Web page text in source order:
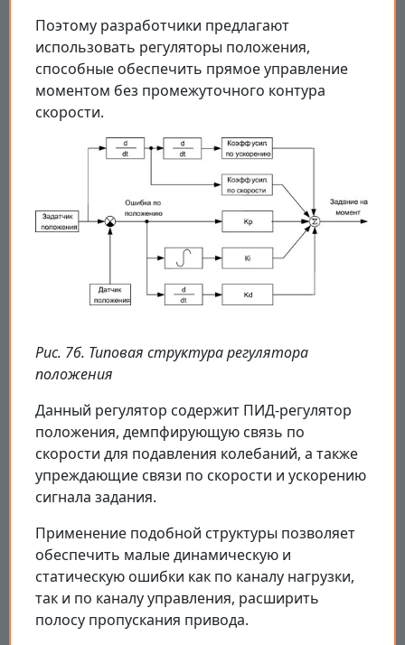
Поэтому разработчики предлагают
использовать регуляторы положения,
способные обеспечить прямое управление
моментом без промежуточного контура
скорости.
Рис. 7б. Типовая структура регулятора
положения
Данный регулятор содержит ПИД-регулятор
положения, демпфирующую связь по
скорости для подавления колебаний, а также
упреждающие связи по скорости и ускорению
сигнала задания.
Применение подобной структуры позволяет
обеспечить малые динамическую и
статическую ошибки как по каналу нагрузки,
так и по каналу управления, расширить
полосу пропускания привода.